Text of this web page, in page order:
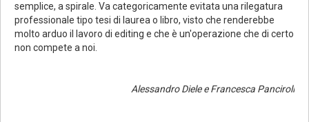
semplice, a spirale. Va categoricamente evitata una rilegatura
professionale tipo tesi di laurea o libro, visto che renderebbe
molto arduo il lavoro di editing e che è un'operazione che di certo
non compete a noi.
Alessandro Diele e Francesca Panciroli